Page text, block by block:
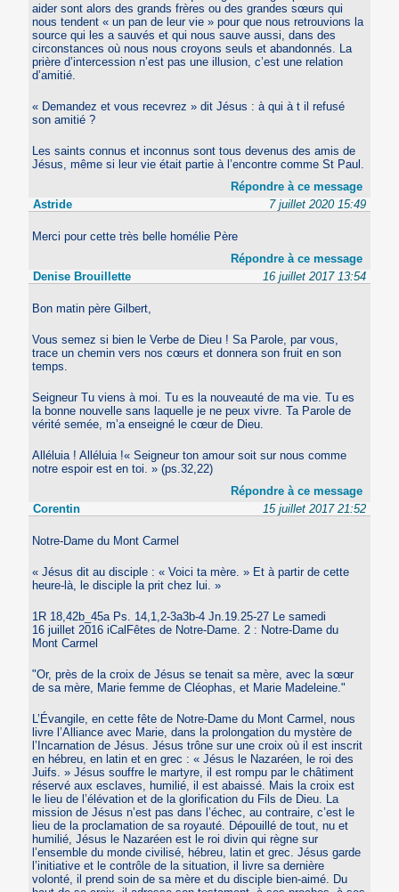
aider sont alors des grands frères ou des grandes sœurs qui
nous tendent « un pan de leur vie » pour que nous retrouvions la
source qui les a sauvés et qui nous sauve aussi, dans des
circonstances où nous nous croyons seuls et abandonnés. La
prière d’intercession n’est pas une illusion, c’est une relation
d’amitié.
« Demandez et vous recevrez » dit Jésus : à qui à t il refusé
son amitié ?
Les saints connus et inconnus sont tous devenus des amis de
Jésus, même si leur vie était partie à l’encontre comme St Paul.
Répondre à ce message
Astride
7 juillet 2020 15:49
Merci pour cette très belle homélie Père
Répondre à ce message
Denise Brouillette
16 juillet 2017 13:54
Bon matin père Gilbert,
Vous semez si bien le Verbe de Dieu ! Sa Parole, par vous,
trace un chemin vers nos cœurs et donnera son fruit en son
temps.
Seigneur Tu viens à moi. Tu es la nouveauté de ma vie. Tu es
la bonne nouvelle sans laquelle je ne peux vivre. Ta Parole de
vérité semée, m’a enseigné le cœur de Dieu.
Alléluia ! Alléluia !« Seigneur ton amour soit sur nous comme
notre espoir est en toi. » (ps.32,22)
Répondre à ce message
Corentin
15 juillet 2017 21:52
Notre-Dame du Mont Carmel
« Jésus dit au disciple : « Voici ta mère. » Et à partir de cette
heure-là, le disciple la prit chez lui. »
1R 18,42b_45a Ps. 14,1,2-3a3b-4 Jn.19.25-27 Le samedi
16 juillet 2016 iCalFêtes de Notre-Dame. 2 : Notre-Dame du
Mont Carmel
"Or, près de la croix de Jésus se tenait sa mère, avec la sœur
de sa mère, Marie femme de Cléophas, et Marie Madeleine."
L’Évangile, en cette fête de Notre-Dame du Mont Carmel, nous
livre l’Alliance avec Marie, dans la prolongation du mystère de
l’Incarnation de Jésus. Jésus trône sur une croix où il est inscrit
en hébreu, en latin et en grec : « Jésus le Nazaréen, le roi des
Juifs. » Jésus souffre le martyre, il est rompu par le châtiment
réservé aux esclaves, humilié, il est abaissé. Mais la croix est
le lieu de l’élévation et de la glorification du Fils de Dieu. La
mission de Jésus n’est pas dans l’échec, au contraire, c’est le
lieu de la proclamation de sa royauté. Dépouillé de tout, nu et
humilié, Jésus le Nazaréen est le roi divin qui règne sur
l’ensemble du monde civilisé, hébreu, latin et grec. Jésus garde
l’initiative et le contrôle de la situation, il livre sa dernière
volonté, il prend soin de sa mère et du disciple bien-aimé. Du